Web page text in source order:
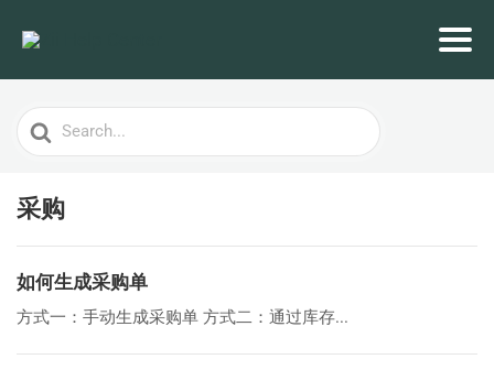
Search
For
采购
如何生成采购单
方式一：手动生成采购单 方式二：通过库存...